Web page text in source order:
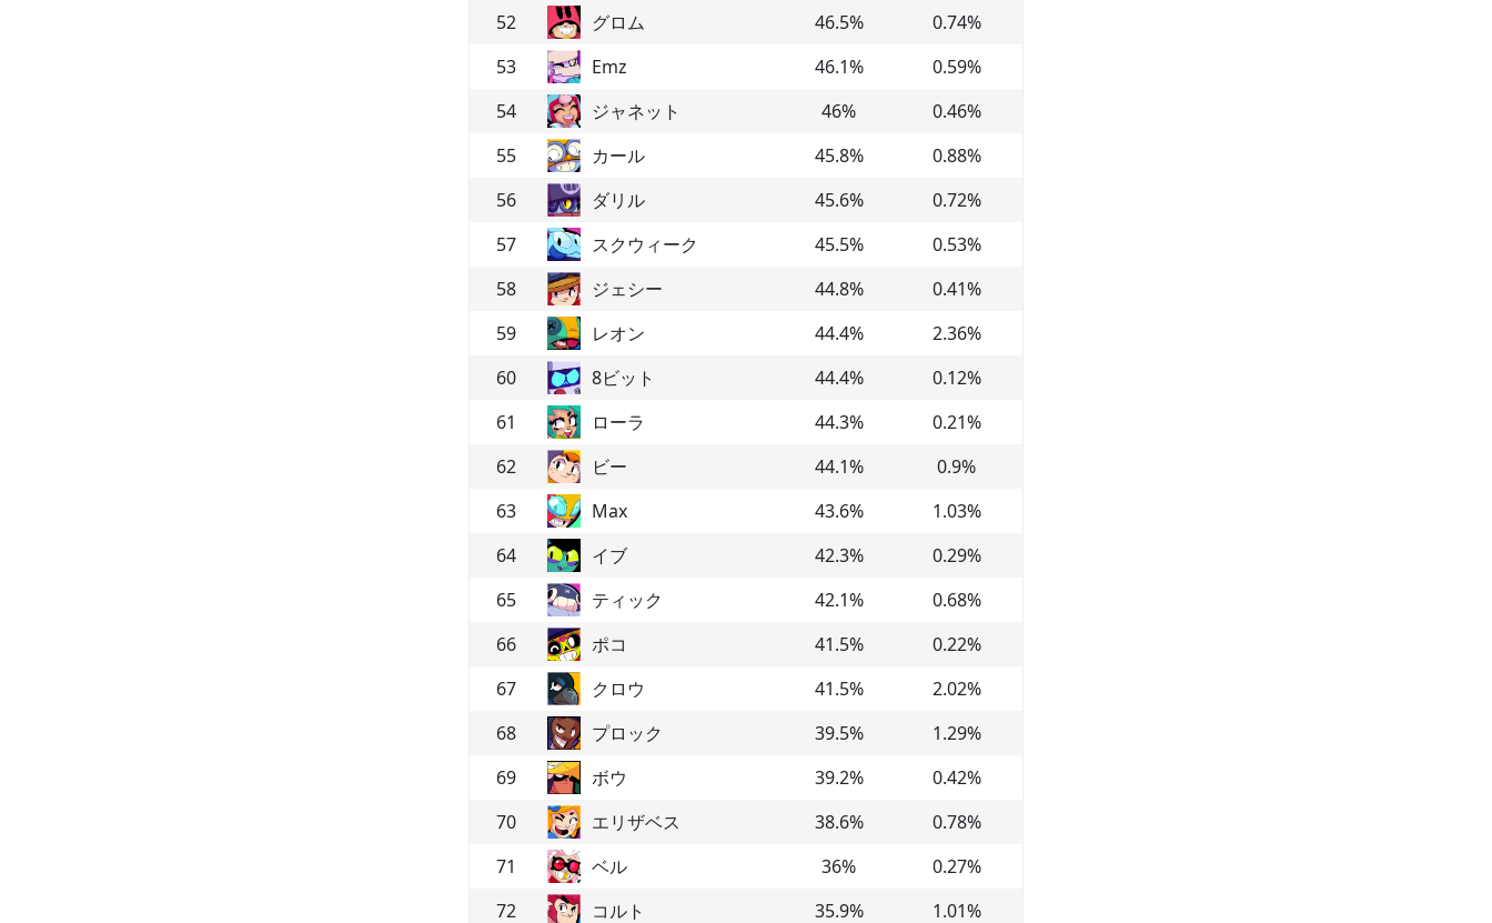
52
グロム 46.5% 0.74%
53
Emz 46.1% 0.59%
54
ジャネット 46% 0.46%
55
カール 45.8% 0.88%
56
ダリル 45.6% 0.72%
57
スクウィーク 45.5% 0.53%
58
ジェシー 44.8% 0.41%
59
レオン 44.4% 2.36%
60
8ビット 44.4% 0.12%
61
ローラ 44.3% 0.21%
62
ビー 44.1% 0.9%
63
Max 43.6% 1.03%
64
イブ 42.3% 0.29%
65
ティック 42.1% 0.68%
66
ポコ 41.5% 0.22%
67
クロウ 41.5% 2.02%
68
プロック 39.5% 1.29%
69
ボウ 39.2% 0.42%
70
エリザベス 38.6% 0.78%
71
ベル 36% 0.27%
72
コルト 35.9% 1.01%